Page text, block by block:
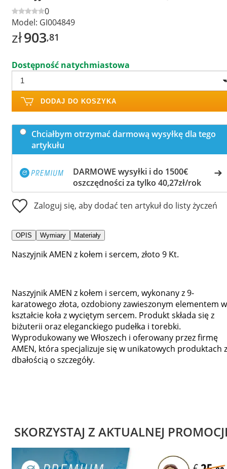
0
Model: GI004849
zł903,81
Dostępność natychmiastowa
DODAJ DO KOSZYKA
Chciałbym otrzymać darmową wysyłkę dla tego
artykułu
DARMOWE wysyłki i do 1500€
oszczędności za tylko 40,27zł/rok
Zaloguj się, aby dodać ten artykuł do listy życzeń
OPIS Wymiary Materiały
Naszyjnik AMEN z kołem i sercem, złoto 9 Kt.
Naszyjnik AMEN z kołem i sercem, wykonany z 9-
karatowego złota, ozdobiony zawieszonym elementem w
kształcie koła z wyciętym sercem. Produkt składa się z
biżuterii oraz eleganckiego pudełka i torebki.
Wyprodukowany we Włoszech i oferowany przez firmę
AMEN, która specjalizuje się w unikatowych produktach z
dbałością o szczegóły.
SKORZYSTAJ Z AKTUALNEJ